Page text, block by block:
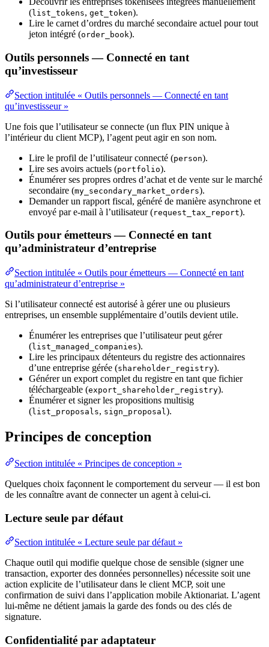
(list_tokens, get_token).
Lire le carnet d’ordres du marché secondaire actuel pour tout
jeton intégré (order_book).
Outils personnels — Connecté en tant
qu’investisseur
Section intitulée « Outils personnels — Connecté en tant
qu’investisseur »
Une fois que l’utilisateur se connecte (un flux PIN unique à
l’intérieur du client MCP), l’agent peut agir en son nom.
Lire le profil de l’utilisateur connecté (person).
Lire ses avoirs actuels (portfolio).
Énumérer ses propres ordres d’achat et de vente sur le marché
secondaire (my_secondary_market_orders).
Demander un rapport fiscal, généré de manière asynchrone et
envoyé par e-mail à l’utilisateur (request_tax_report).
Outils pour émetteurs — Connecté en tant
qu’administrateur d’entreprise
Section intitulée « Outils pour émetteurs — Connecté en tant
qu’administrateur d’entreprise »
Si l’utilisateur connecté est autorisé à gérer une ou plusieurs
entreprises, un ensemble supplémentaire d’outils devient utile.
Énumérer les entreprises que l’utilisateur peut gérer
(list_managed_companies).
Lire les principaux détenteurs du registre des actionnaires
d’une entreprise gérée (shareholder_registry).
Générer un export complet du registre en tant que fichier
téléchargeable (export_shareholder_registry).
Énumérer et signer les propositions multisig
(list_proposals, sign_proposal).
Principes de conception
Section intitulée « Principes de conception »
Quelques choix façonnent le comportement du serveur — il est bon
de les connaître avant de connecter un agent à celui-ci.
Lecture seule par défaut
Section intitulée « Lecture seule par défaut »
Chaque outil qui modifie quelque chose de sensible (signer une
transaction, exporter des données personnelles) nécessite soit une
action explicite de l’utilisateur dans le client MCP, soit une
confirmation de suivi dans l’application mobile Aktionariat. L’agent
lui-même ne détient jamais la garde des fonds ou des clés de
signature.
Confidentialité par adaptateur